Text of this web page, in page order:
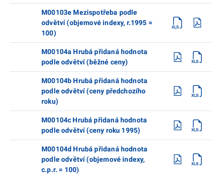
M00103e Mezispotřeba podle
odvětví (objemové indexy, r.1995 =
100)
M00104a Hrubá přidaná hodnota
podle odvětví (běžné ceny)
M00104b Hrubá přidaná hodnota
podle odvětví (ceny předchozího
roku)
M00104c Hrubá přidaná hodnota
podle odvětví (ceny roku 1995)
M00104d Hrubá přidaná hodnota
podle odvětví (objemové indexy,
c.p.r. = 100)